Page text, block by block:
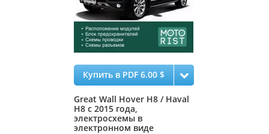
Купить в PDF 6.00 $
Great Wall Hover H8 / Haval
H8 с 2015 года,
электросхемы в
электронном виде